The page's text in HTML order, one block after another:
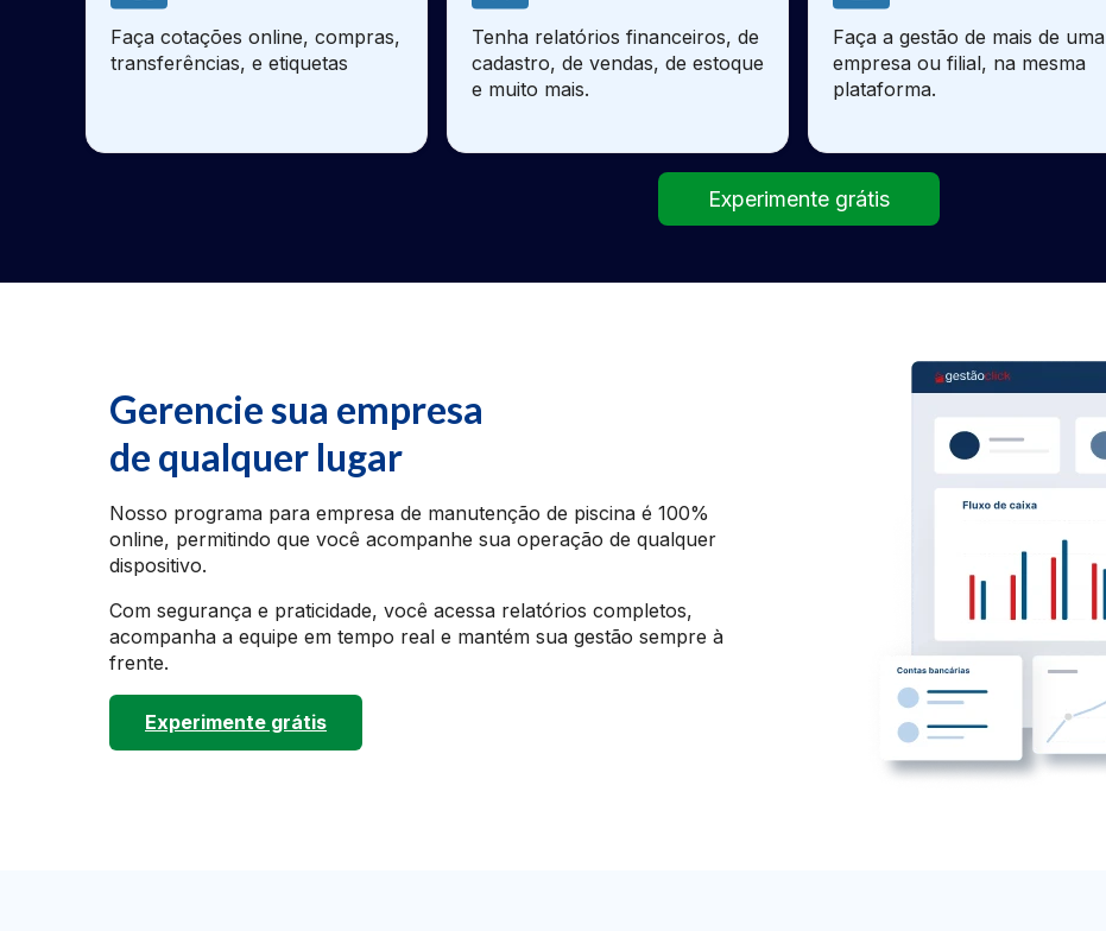
Faça cotações online, compras,
transferências, e etiquetas
Tenha relatórios financeiros, de
cadastro, de vendas, de estoque
e muito mais.
Faça a gestão de mais de uma
empresa ou filial, na mesma
plataforma.
Experimente grátis
Gerencie sua empresa
de qualquer lugar
Nosso programa para empresa de manutenção de piscina é 100%
online, permitindo que você acompanhe sua operação de qualquer
dispositivo.
Com segurança e praticidade, você acessa relatórios completos,
acompanha a equipe em tempo real e mantém sua gestão sempre à
frente.
Experimente grátis